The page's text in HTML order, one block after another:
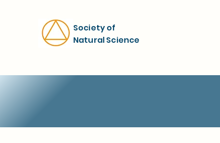
Society of
Natural Science